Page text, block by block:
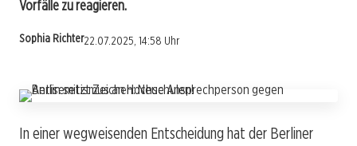
Vorfälle zu reagieren.
Sophia Richter22.07.2025, 14:58 Uhr
In einer wegweisenden Entscheidung hat der Berliner